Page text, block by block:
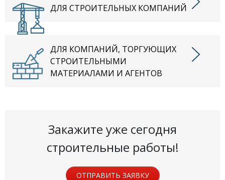
ДЛЯ СТРОИТЕЛЬНЫХ КОМПАНИЙ
ДЛЯ КОМПАНИЙ, ТОРГУЮЩИХ
СТРОИТЕЛЬНЫМИ
МАТЕРИАЛАМИ И АГЕНТОВ
Закажите уже сегодня
строительные работы!
ОТПРАВИТЬ ЗАЯВКУ